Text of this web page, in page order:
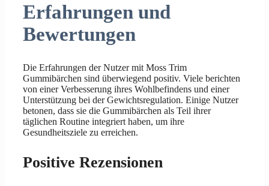
Erfahrungen und
Bewertungen
Die Erfahrungen der Nutzer mit Moss Trim
Gummibärchen sind überwiegend positiv. Viele berichten
von einer Verbesserung ihres Wohlbefindens und einer
Unterstützung bei der Gewichtsregulation. Einige Nutzer
betonen, dass sie die Gummibärchen als Teil ihrer
täglichen Routine integriert haben, um ihre
Gesundheitsziele zu erreichen.
Positive Rezensionen